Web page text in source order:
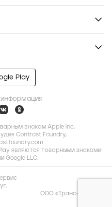
Play
информация
знаком Apple Inc.
Contrast Foundry,
являются товарными знаками
Google LLC.
ООО «Транс-Миссия»